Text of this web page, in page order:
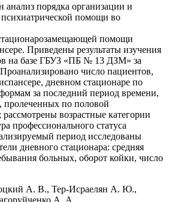
анализ порядка организации и
помощи во
помощи
Приведены результаты изучения
на базе ГБУЗ «ПБ № 13 ДЗМ» за
число пациентов,
дневном стационаре по
за последний период времени,
пролеченных по половой
возрастные категории
профессионального статуса
период исследованы
дневного стационара: средняя
больных, оборот койки, число
А. В., Тер-Исраелян А. Ю.,
А. А.